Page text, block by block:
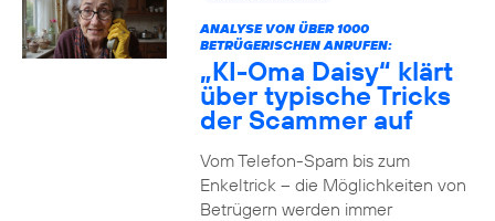
ANALYSE VON ÜBER 1000
BETRÜGERISCHEN ANRUFEN:
„KI-Oma Daisy“ klärt
über typische Tricks
der Scammer auf
Vom Telefon-Spam bis zum
Enkeltrick – die Möglichkeiten von
Betrügern werden immer